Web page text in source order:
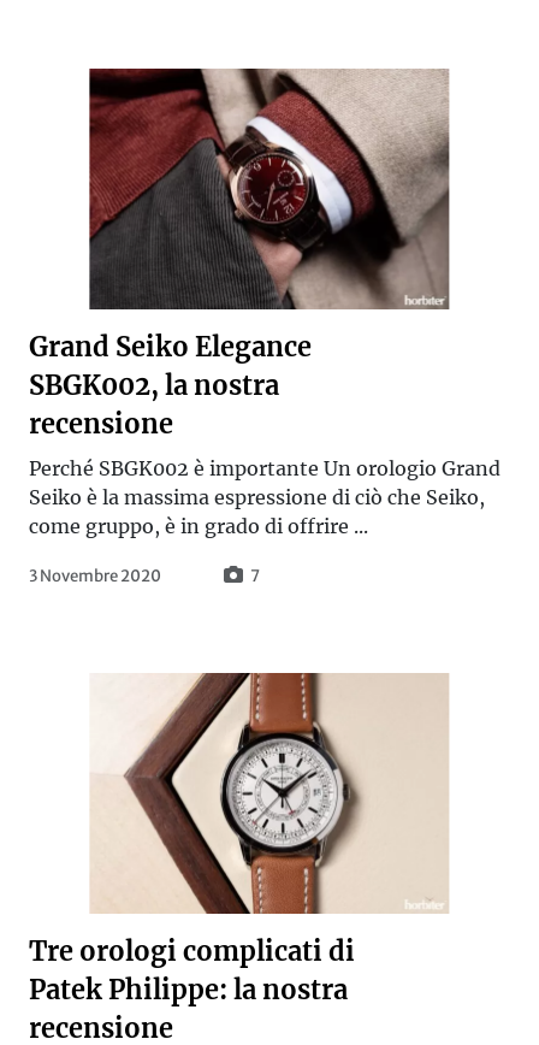
Grand Seiko Elegance
SBGK002, la nostra
recensione
Perché SBGK002 è importante Un orologio Grand
Seiko è la massima espressione di ciò che Seiko,
come gruppo, è in grado di offrire ...
3 Novembre 2020 7
Tre orologi complicati di
Patek Philippe: la nostra
recensione